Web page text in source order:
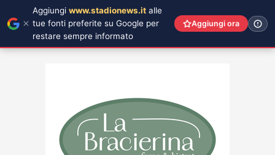
Aggiungi www.stadionews.it alle
tue fonti preferite su Google per
restare sempre informato
Aggiungi ora